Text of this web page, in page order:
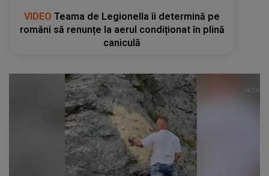
VIDEO Teama de Legionella îi determină pe
români să renunțe la aerul condiționat în plină
caniculă